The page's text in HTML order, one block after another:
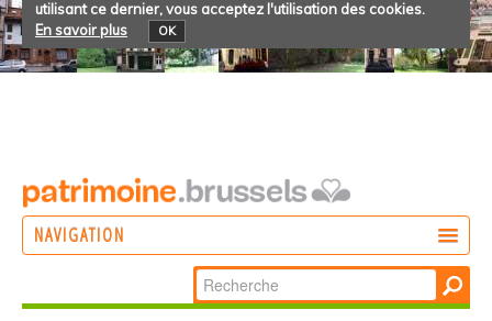
utilisant ce dernier, vous acceptez l'utilisation des cookies.
En savoir plus
OK
NAVIGATION
Chercher par
Recherche